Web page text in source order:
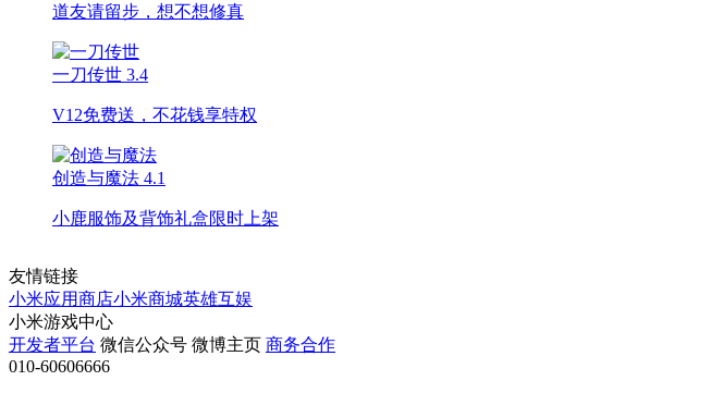
道友请留步，想不想修真
一刀传世 3.4
V12免费送，不花钱享特权
创造与魔法 4.1
小鹿服饰及背饰礼盒限时上架
友情链接
小米应用商店小米商城英雄互娱
小米游戏中心
开发者平台 微信公众号 微博主页 商务合作
010-60606666